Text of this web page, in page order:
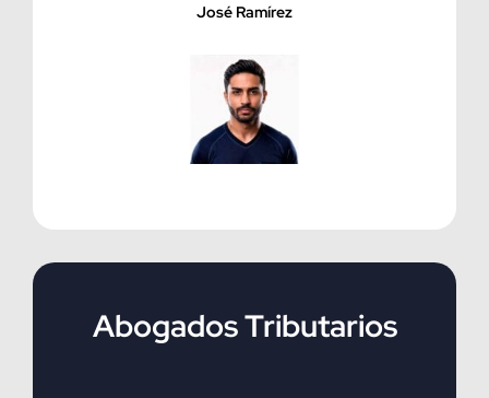
José Ramírez
Abogados Tributarios